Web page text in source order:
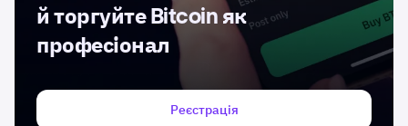
й торгуйте Bitcoin як
професіонал
Реєстрація